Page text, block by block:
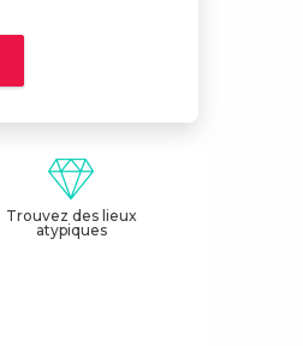
Trouvez des lieux
atypiques